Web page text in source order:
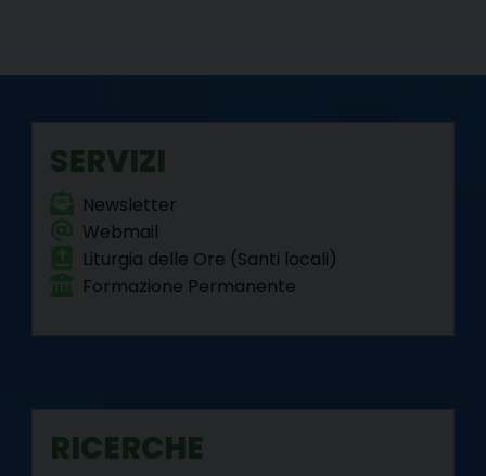
SERVIZI
Newsletter
Webmail
Liturgia delle Ore (Santi locali)
Formazione Permanente
RICERCHE